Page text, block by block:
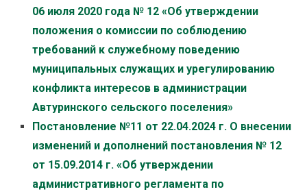
06 июля 2020 года № 12 «Об утверждении
положения о комиссии по соблюдению
требований к служебному поведению
муниципальных служащих и урегулированию
конфликта интересов в администрации
Автуринского сельского поселения»
Постановление №11 от 22.04.2024 г. О внесении
изменений и дополнений постановления № 12
от 15.09.2014 г. «Об утверждении
административного регламента по